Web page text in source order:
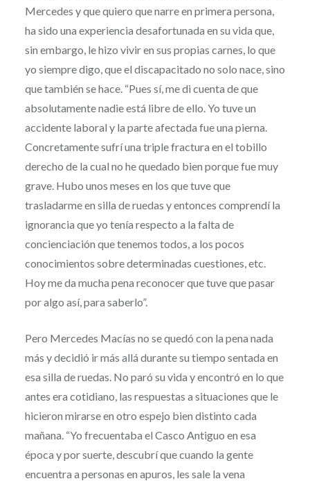
Mercedes y que quiero que narre en primera persona,
ha sido una experiencia desafortunada en su vida que,
sin embargo, le hizo vivir en sus propias carnes, lo que
yo siempre digo, que el discapacitado no solo nace, sino
que también se hace. “Pues sí, me di cuenta de que
absolutamente nadie está libre de ello. Yo tuve un
accidente laboral y la parte afectada fue una pierna.
Concretamente sufrí una triple fractura en el tobillo
derecho de la cual no he quedado bien porque fue muy
grave. Hubo unos meses en los que tuve que
trasladarme en silla de ruedas y entonces comprendí la
ignorancia que yo tenía respecto a la falta de
concienciación que tenemos todos, a los pocos
conocimientos sobre determinadas cuestiones, etc.
Hoy me da mucha pena reconocer que tuve que pasar
por algo así, para saberlo”.
Pero Mercedes Macías no se quedó con la pena nada
más y decidió ir más allá durante su tiempo sentada en
esa silla de ruedas. No paró su vida y encontró en lo que
antes era cotidiano, las respuestas a situaciones que le
hicieron mirarse en otro espejo bien distinto cada
mañana. “Yo frecuentaba el Casco Antiguo en esa
época y por suerte, descubrí que cuando la gente
encuentra a personas en apuros, les sale la vena